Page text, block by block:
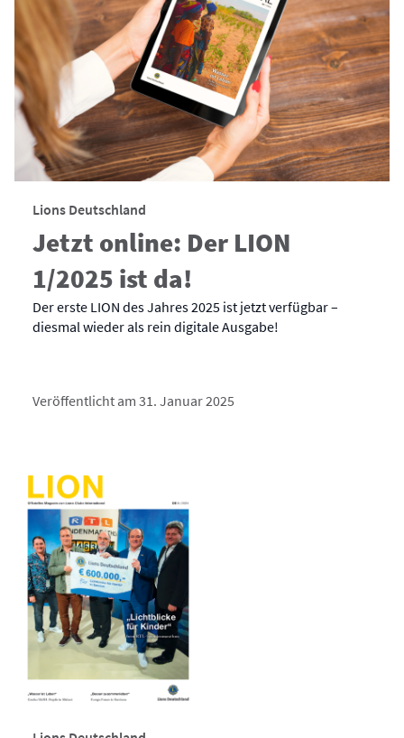
Lions Deutschland
Jetzt online: Der LION
1/2025 ist da!
Der erste LION des Jahres 2025 ist jetzt verfügbar –
diesmal wieder als rein digitale Ausgabe!
Veröffentlicht am 31. Januar 2025